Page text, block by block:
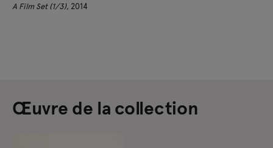
A Film Set (1/3), 2014
Œuvre de la collection